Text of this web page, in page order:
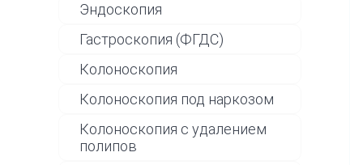
Эндоскопия
Гастроскопия (ФГДС)
Колоноскопия
Колоноскопия под наркозом
Колоноскопия с удалением
полипов